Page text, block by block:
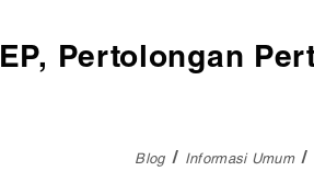
Pertolongan
Blog Informasi Umum